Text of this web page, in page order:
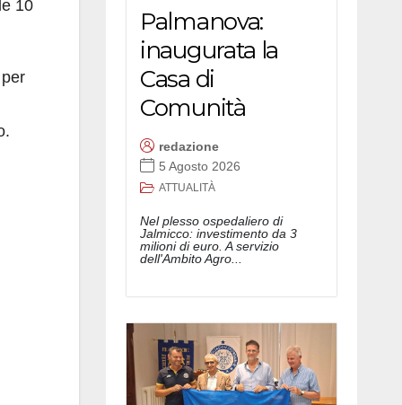
10
Palmanova:
inaugurata la
Casa di
Comunità
redazione
5 Agosto 2026
ATTUALITÀ
Nel plesso ospedaliero di
Jalmicco: investimento da 3
milioni di euro. A servizio
dell'Ambito Agro...